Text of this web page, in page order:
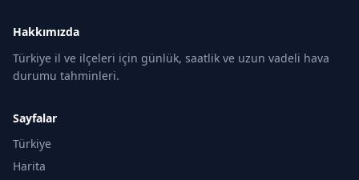
Hakkımızda
Türkiye il ve ilçeleri için günlük, saatlik ve uzun vadeli hava
durumu tahminleri.
Sayfalar
Türkiye
Harita